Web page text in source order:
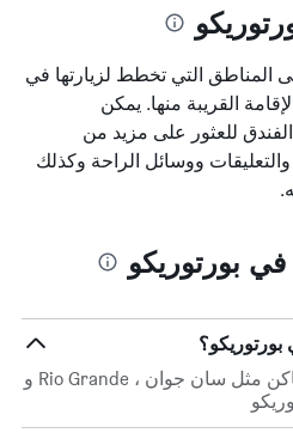
المناطق التي تخطط لزيارتها في
القريبة منها. يمكن
للعثور على مزيد من
ووسائل الراحة وكذلك
بورتوريكو
يفضل مسافرينا البقاء في أماكن مثل سان جوان ، Rio Grande و